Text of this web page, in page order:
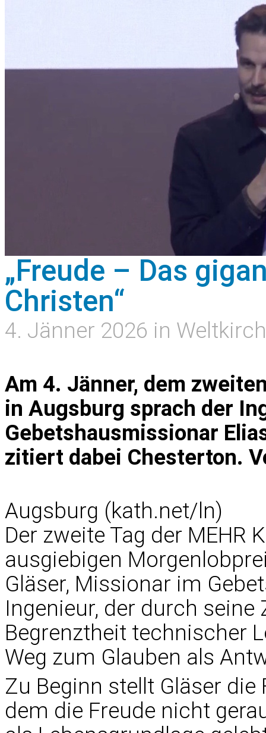
„Freude – Das
Christen“
4. Jänner 2026 in
Am 4. Jänner, dem
in Augsburg sprach der
Gebetshausmissionar
zitiert dabei Chesterton.
Augsburg (kath.net/ln)
Der zweite Tag der MEHR
ausgiebigen
Gläser, Missionar im
Ingenieur, der durch
Begrenztheit technischer
Weg zum Glauben als
Zu Beginn stellt Gläser die
dem die Freude nicht